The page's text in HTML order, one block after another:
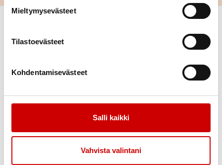
Mieltymysevästeet
Tilastoevästeet
Kohdentamisevästeet
Salli kaikki
Vahvista valintani